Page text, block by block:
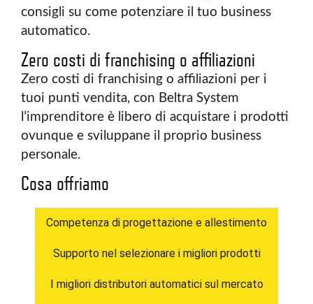
consigli su come potenziare il tuo business
automatico.
Zero costi di franchising o affiliazioni
Zero costi di franchising o affiliazioni per i
tuoi punti vendita, con Beltra System
l’imprenditore è libero di acquistare i prodotti
ovunque e sviluppane il proprio business
personale.
Cosa offriamo
Competenza di progettazione e allestimento
Supporto nel selezionare i migliori prodotti
I migliori distributori automatici sul mercato